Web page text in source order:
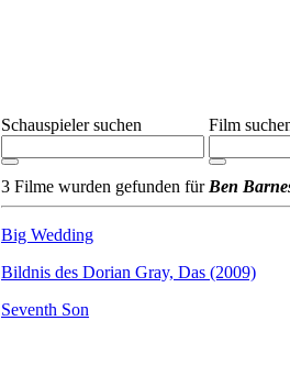
Schauspieler suchen Film
3 Filme wurden gefunden für Ben
Big Wedding
Bildnis des Dorian Gray, Das (2009)
Seventh Son